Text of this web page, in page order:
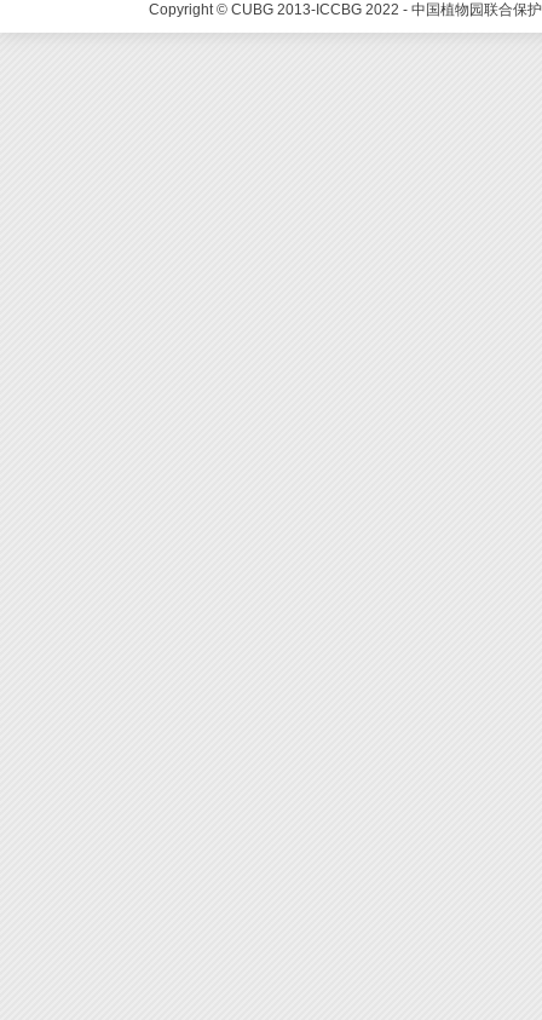
Copyright © CUBG 2013-ICCBG 2022 - 中国植物园联合保